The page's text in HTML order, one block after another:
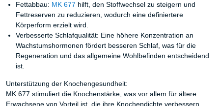
Fettabbau: MK 677 hilft, den Stoffwechsel zu steigern und
Fettreserven zu reduzieren, wodurch eine definiertere
Körperform erzielt wird.
Verbesserte Schlafqualität: Eine höhere Konzentration an
Wachstumshormonen fördert besseren Schlaf, was für die
Regeneration und das allgemeine Wohlbefinden entscheidend
ist.
Unterstützung der Knochengesundheit:
MK 677 stimuliert die Knochenstärke, was vor allem für ältere
Erwachsene von Vorteil ist, die ihre Knochendichte verbessern